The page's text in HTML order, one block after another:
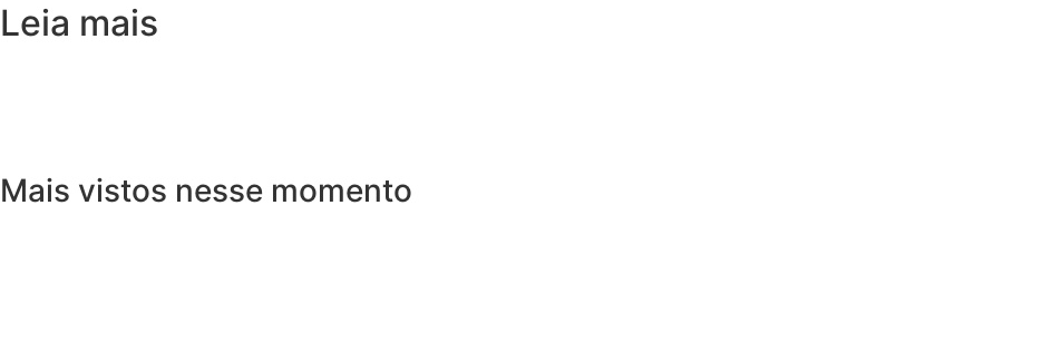
Leia mais
Mais vistos nesse momento